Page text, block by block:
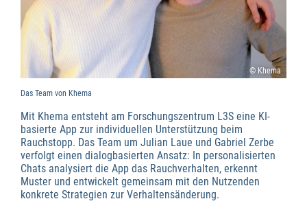
© Khema
Das Team von Khema
Mit Khema entsteht am Forschungszentrum L3S eine KI-
basierte App zur individuellen Unterstützung beim
Rauchstopp. Das Team um Julian Laue und Gabriel Zerbe
verfolgt einen dialogbasierten Ansatz: In personalisierten
Chats analysiert die App das Rauchverhalten, erkennt
Muster und entwickelt gemeinsam mit den Nutzenden
konkrete Strategien zur Verhaltensänderung.